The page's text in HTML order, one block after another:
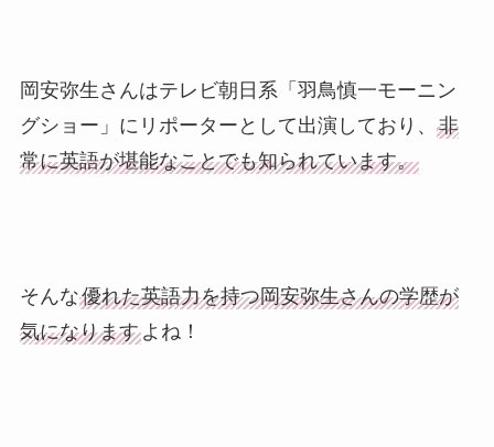
岡安弥生さんはテレビ朝日系「羽鳥慎一モーニン
グショー」にリポーターとして出演しており、 非
常に英語が堪能なことでも知られています。
そんな優れた英語力を持つ岡安弥生さんの学歴が
気になりますよね！